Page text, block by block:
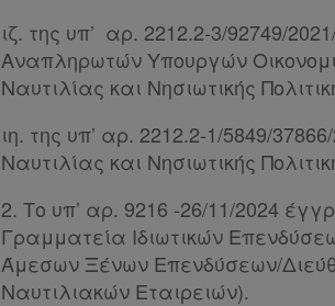
ιζ. της υπ’ αρ. 2212.2-3/92749/
Αναπληρωτών Υπουργών
Ναυτιλίας και Νησιωτικής
ιη. της υπ’ αρ. 2212.2-1/5849/
Ναυτιλίας και Νησιωτικής
2. Το υπ’ αρ. 9216 -26/11/2024
Γραμματεία Ιδιωτικών
Άμεσων Ξένων Επενδύσεων/
Ναυτιλιακών Εταιρειών).